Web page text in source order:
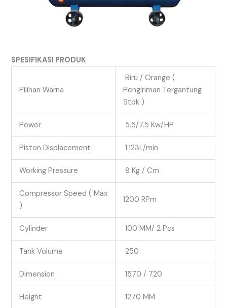
SPESIFIKASI PRODUK
Pilihan Warna
Biru / Orange (
Pengiriman Tergantung
Stok )
Power 5.5/7.5 Kw/HP
Piston Displacement 1.123L/min
Working Pressure 8 Kg / Cm
Compressor Speed ( Max
)
1200 RPm
Cylinder 100 MM/ 2 Pcs
Tank Volume 250
Dimension 1570 / 720
Height 1270 MM